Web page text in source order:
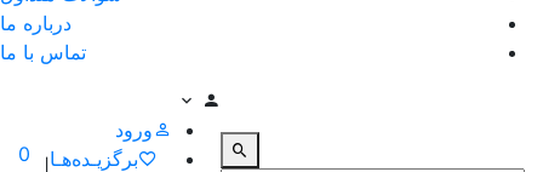
درباره ما
تماس با ما
ورود
برگزیـده‌هـا
0